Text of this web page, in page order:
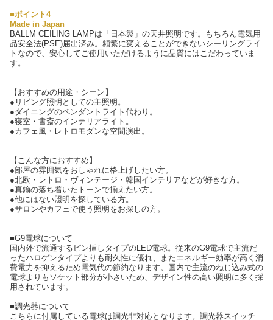
■ポイント4
Made in Japan
BALLM CEILING LAMPは「日本製」の天井照明です。もちろん電気用
品安全法(PSE)届出済み。頻繁に変えることができないシーリングライ
トなので、安心してご使用いただけるように品質にはこだわっていま
す。
【おすすめの用途・シーン】
●リビング照明としての主照明。
●ダイニングのペンダントライト代わり。
●寝室・書斎のインテリアライト。
●カフェ風・レトロモダンな空間演出。
【こんな方におすすめ】
●部屋の雰囲気をおしゃれに格上げしたい方。
●北欧・レトロ・ヴィンテージ・韓国インテリアなどが好きな方。
●真鍮の落ち着いたトーンで揃えたい方。
●他にはない照明を探している方。
●サロンやカフェで使う照明をお探しの方。
■G9電球について
国内外で流通するピン挿しタイプのLED電球。従来のG9電球で主流だ
ったハロゲンタイプよりも耐久性に優れ、またエネルギー効率が高く消
費電力を抑えるため電気代の節約なります。国内で主流のねじ込み式の
電球よりもソケット部分が小さいため、デザイン性の高い照明に多く採
用されています。
■調光器について
こちらに付属している電球は調光非対応となります。調光器スイッチ